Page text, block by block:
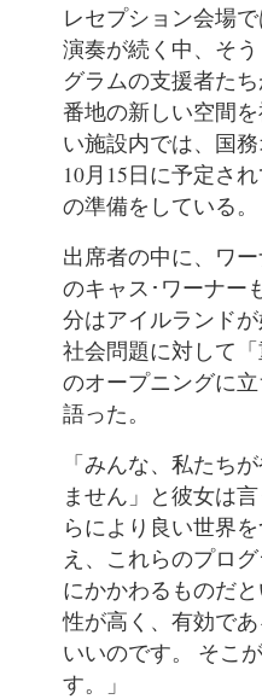
レセプション会場
演奏が続く中、そ
グラムの支援者た
番地の新しい空間
い施設内では、国
10月15日に予定さ
の準備をしている。
出席者の中に、ワ
のキャス･ワーナー
分はアイルランド
社会問題に対して
のオープニングに
語った。
「みんな、私たち
ません」と彼女は
らにより良い世界
え、これらのプロ
にかかわるものだ
性が高く、有効で
いいのです。 そこ
す。」